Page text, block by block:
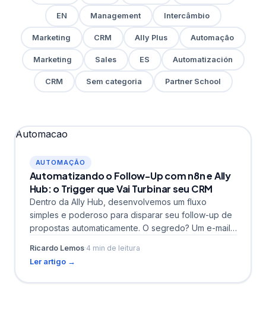
EN Management Intercâmbio
Marketing CRM Ally Plus Automação
Marketing Sales ES Automatización
CRM Sem categoria Partner School
Automacao
AUTOMAÇÃO
Automatizando o Follow-Up com n8n e Ally
Hub: o Trigger que Vai Turbinar seu CRM
Dentro da Ally Hub, desenvolvemos um fluxo
simples e poderoso para disparar seu follow-up de
propostas automaticamente. O segredo? Um e-mail
Ricardo Lemos·4 min de leitura
Ler artigo →